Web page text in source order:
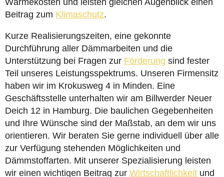
Wärmekosten und leisten gleichen Augenblick einen
Beitrag zum Klimaschutz.
Kurze Realisierungszeiten, eine gekonnte
Durchführung aller Dämmarbeiten und die
Unterstützung bei Fragen zur Förderung sind fester
Teil unseres Leistungsspektrums. Unseren Firmensitz
haben wir im Krokusweg 4 in Minden. Eine
Geschäftsstelle unterhalten wir am Billwerder Neuer
Deich 12 in Hamburg. Die baulichen Gegebenheiten
und Ihre Wünsche sind der Maßstab, an dem wir uns
orientieren. Wir beraten Sie gerne individuell über alle
zur Verfügung stehenden Möglichkeiten und
Dämmstoffarten. Mit unserer Spezialisierung leisten
wir einen wichtigen Beitrag zur Wirtschaftlichkeit und